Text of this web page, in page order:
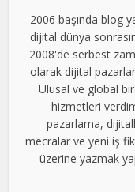
2006 başında blog
dijital dünya
2008'de serbest
olarak dijital
Ulusal ve global
hizmetleri
pazarlama,
mecralar ve yeni iş
üzerine yazmak